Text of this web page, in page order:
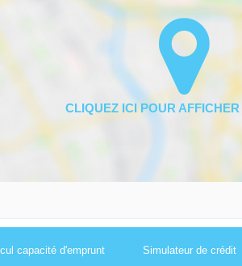
capacité d'emprunt Simulateur de crédit